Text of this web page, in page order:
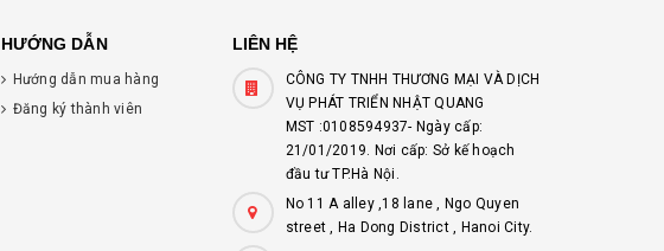
HƯỚNG DẪN
Hướng dẫn mua hàng
Đăng ký thành viên
LIÊN HỆ
CÔNG TY TNHH THƯƠNG MẠI VÀ DỊCH
VỤ PHÁT TRIỂN NHẬT QUANG
MST :0108594937- Ngày cấp:
21/01/2019. Nơi cấp: Sở kế hoạch
đầu tư TP.Hà Nội.
No 11 A alley ,18 lane , Ngo Quyen
street , Ha Dong District , Hanoi City.